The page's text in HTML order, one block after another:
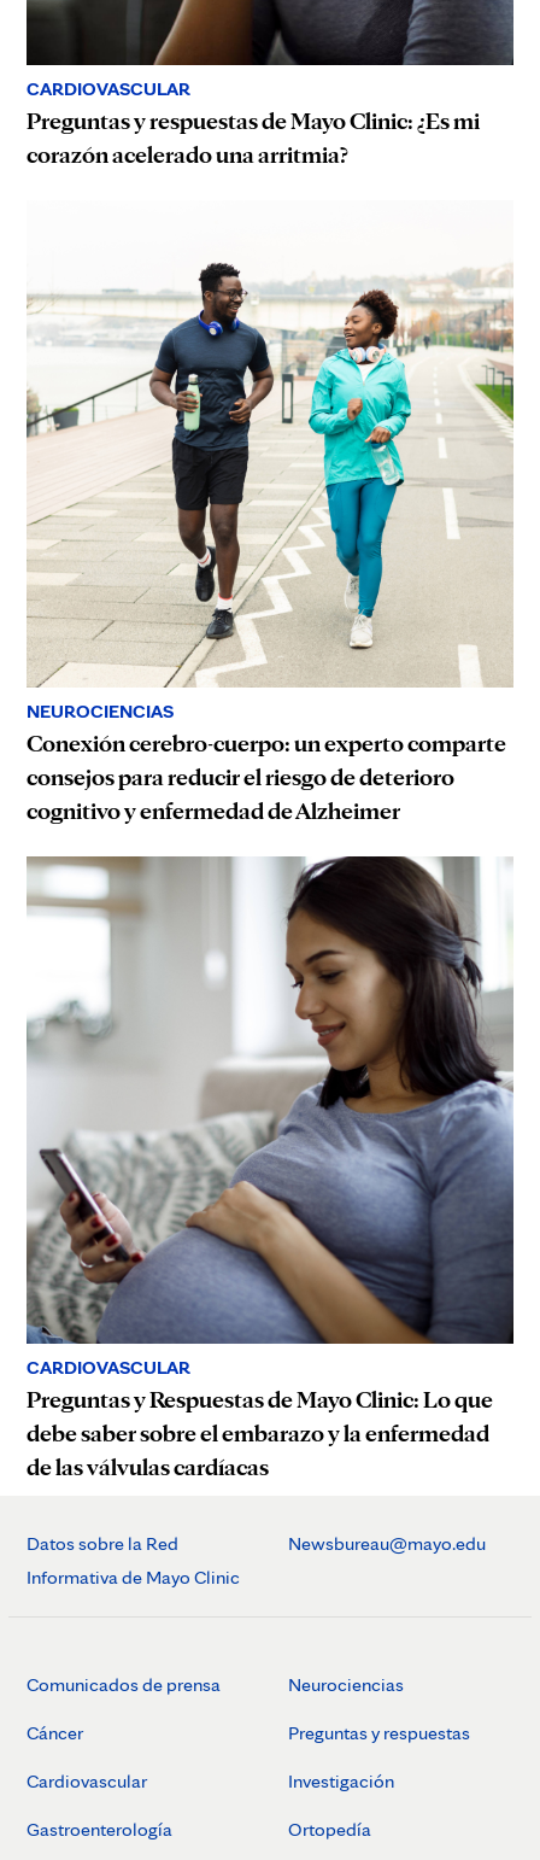
CARDIOVASCULAR
Preguntas y respuestas de Mayo Clinic: ¿Es mi
corazón acelerado una arritmia?
NEUROCIENCIAS
Conexión cerebro-cuerpo: un experto comparte
consejos para reducir el riesgo de deterioro
cognitivo y enfermedad de Alzheimer
CARDIOVASCULAR
Preguntas y Respuestas de Mayo Clinic: Lo que
debe saber sobre el embarazo y la enfermedad
de las válvulas cardíacas
Datos sobre la Red
Informativa de Mayo Clinic
Newsbureau@mayo.edu
Comunicados de prensa
Cáncer
Cardiovascular
Gastroenterología
Neurociencias
Preguntas y respuestas
Investigación
Ortopedía